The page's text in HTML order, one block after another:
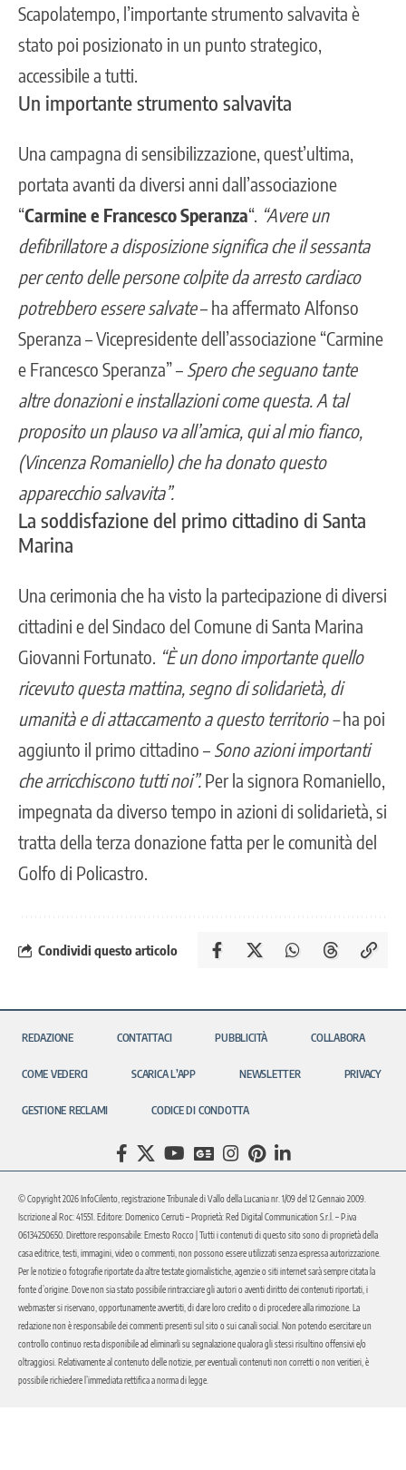
Scapolatempo, l’importante strumento salvavita è
stato poi posizionato in un punto strategico,
accessibile a tutti.
Un importante strumento salvavita
Una campagna di sensibilizzazione, quest’ultima,
portata avanti da diversi anni dall’associazione
“Carmine e Francesco Speranza“. “Avere un
defibrillatore a disposizione significa che il sessanta
per cento delle persone colpite da arresto cardiaco
potrebbero essere salvate– ha affermato Alfonso
Speranza – Vicepresidente dell’associazione “Carmine
e Francesco Speranza” – Spero che seguano tante
altre donazioni e installazioni come questa. A tal
proposito un plauso va all’amica, qui al mio fianco,
(Vincenza Romaniello) che ha donato questo
apparecchio salvavita”.
La soddisfazione del primo cittadino di Santa
Marina
Una cerimonia che ha visto la partecipazione di diversi
cittadini e del Sindaco del Comune di Santa Marina
Giovanni Fortunato. “È un dono importante quello
ricevuto questa mattina, segno di solidarietà, di
umanità e di attaccamento a questo territorio –ha poi
aggiunto il primo cittadino – Sono azioni importanti
che arricchiscono tutti noi”. Per la signora Romaniello,
impegnata da diverso tempo in azioni di solidarietà, si
tratta della terza donazione fatta per le comunità del
Golfo di Policastro.
Condividi questo articolo
REDAZIONE CONTATTACI PUBBLICITÀ COLLABORA
COME VEDERCI SCARICA L’APP NEWSLETTER PRIVACY
GESTIONE RECLAMI CODICE DI CONDOTTA
© Copyright 2026 InfoCilento, registrazione Tribunale di Vallo della Lucania nr. 1/09 del 12 Gennaio 2009.
Iscrizione al Roc: 41551. Editore: Domenico Cerruti – Proprietà: Red Digital Communication S.r.l. – P.iva
06134250650. Direttore responsabile: Ernesto Rocco | Tutti i contenuti di questo sito sono di proprietà della
casa editrice, testi, immagini, video o commenti, non possono essere utilizzati senza espressa autorizzazione.
Per le notizie o fotografie riportate da altre testate giornalistiche, agenzie o siti internet sarà sempre citata la
fonte d’origine. Dove non sia stato possibile rintracciare gli autori o aventi diritto dei contenuti riportati, i
webmaster si riservano, opportunamente avvertiti, di dare loro credito o di procedere alla rimozione. La
redazione non è responsabile dei commenti presenti sul sito o sui canali social. Non potendo esercitare un
controllo continuo resta disponibile ad eliminarli su segnalazione qualora gli stessi risultino offensivi e/o
oltraggiosi. Relativamente al contenuto delle notizie, per eventuali contenuti non corretti o non veritieri, è
possibile richiedere l’immediata rettifica a norma di legge.